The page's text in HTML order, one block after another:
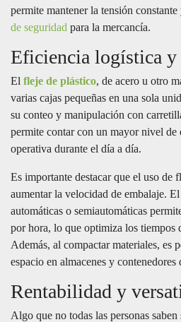
permite mantener la tensión
de seguridad para la mercancía.
Eficiencia logística y
El fleje de plástico, de acero u otro
varias cajas pequeñas en una sola
su conteo y manipulación con
permite contar con un mayor nivel
operativa durante el día a día.
Es importante destacar que el uso de
aumentar la velocidad de embalaje.
automáticas o semiautomáticas
por hora, lo que optimiza los tiempos
Además, al compactar materiales, es
espacio en almacenes y contenedores
Rentabilidad y
Algo que no todas las personas